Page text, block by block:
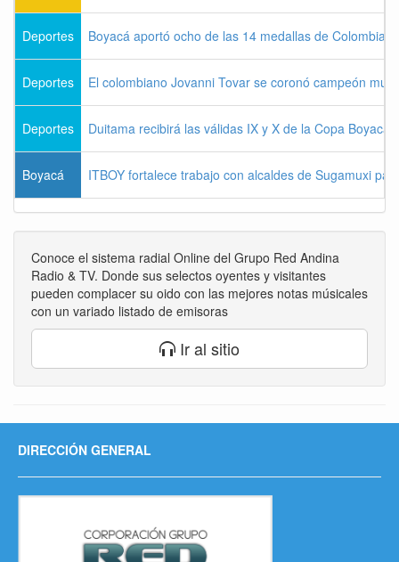
Deportes Boyacá aportó ocho de las 14 medallas de Colombia
Deportes El colombiano Jovanni Tovar se coronó campeón
Deportes Duitama recibirá las válidas IX y X de la Copa Boyacá
Boyacá ITBOY fortalece trabajo con alcaldes de Sugamuxi
Conoce el sistema radial Online del Grupo Red Andina
Radio & TV. Donde sus selectos oyentes y visitantes
pueden complacer su oido con las mejores notas músicales
con un variado listado de emisoras
Ir al sitio
DIRECCIÓN GENERAL